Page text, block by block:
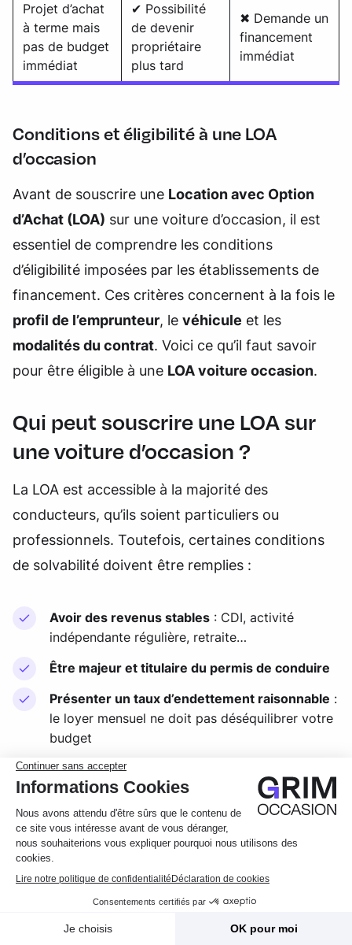
Projet d’achat
à terme mais
pas de budget
immédiat
✔ Possibilité
de devenir
propriétaire
plus tard
✖ Demande un
financement
immédiat
Conditions et éligibilité à une LOA
d’occasion
Avant de souscrire une Location avec Option
d’Achat (LOA) sur une voiture d’occasion, il est
essentiel de comprendre les conditions
d’éligibilité imposées par les établissements de
financement. Ces critères concernent à la fois le
profil de l’emprunteur, le véhicule et les
modalités du contrat. Voici ce qu’il faut savoir
pour être éligible à une LOA voiture occasion.
Qui peut souscrire une LOA sur
une voiture d’occasion ?
La LOA est accessible à la majorité des
conducteurs, qu’ils soient particuliers ou
professionnels. Toutefois, certaines conditions
de solvabilité doivent être remplies :
Avoir des revenus stables : CDI, activité
indépendante régulière, retraite…
Être majeur et titulaire du permis de conduire
Présenter un taux d’endettement raisonnable :
le loyer mensuel ne doit pas déséquilibrer votre
budget
Justifier de votre situation financière
de salaire, avis d’imposition, justificatif de
domicile
Certaines offres sont également ouvertes aux
jeunes conducteurs ou aux étudiants, sous
réserve de garanties supplémentaires (caution
parentale, apport, etc.).